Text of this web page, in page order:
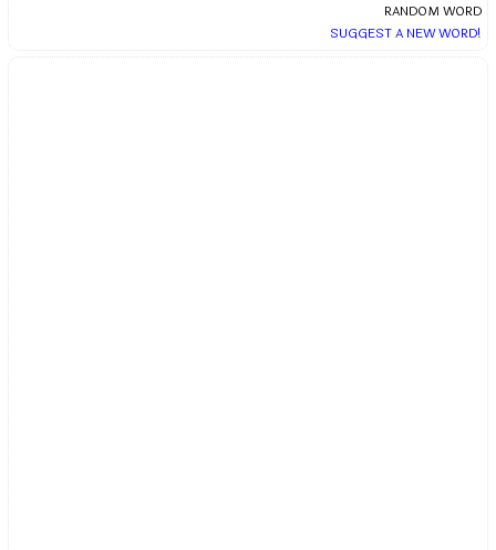
RANDOM WORD
SUGGEST A NEW WORD!